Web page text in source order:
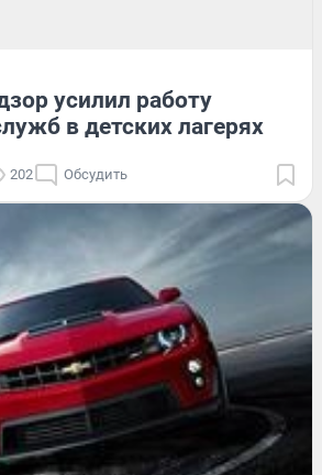
усилил работу
в детских лагерях
202 Обсудить